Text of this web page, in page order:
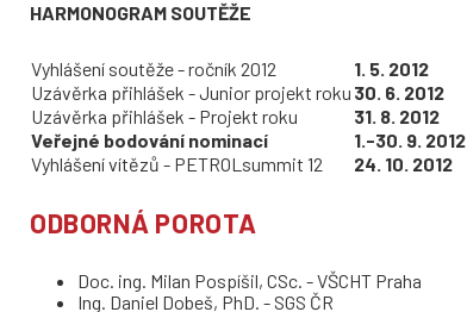
HARMONOGRAM SOUTĚŽE
Vyhlášení soutěže - ročník 2012
1. 5. 2012
Uzávěrka přihlášek - Junior projekt roku 30. 6. 2012
Uzávěrka přihlášek - Projekt roku
31. 8. 2012
Veřejné bodování nominací
1.-30. 9. 2012
Vyhlášení vítězů - PETROLsummit 12
24. 10. 2012
ODBORNÁ POROTA
Doc. ing. Milan Pospíšil, CSc. - VŠCHT Praha
Ing. Daniel Dobeš, PhD. - SGS ČR